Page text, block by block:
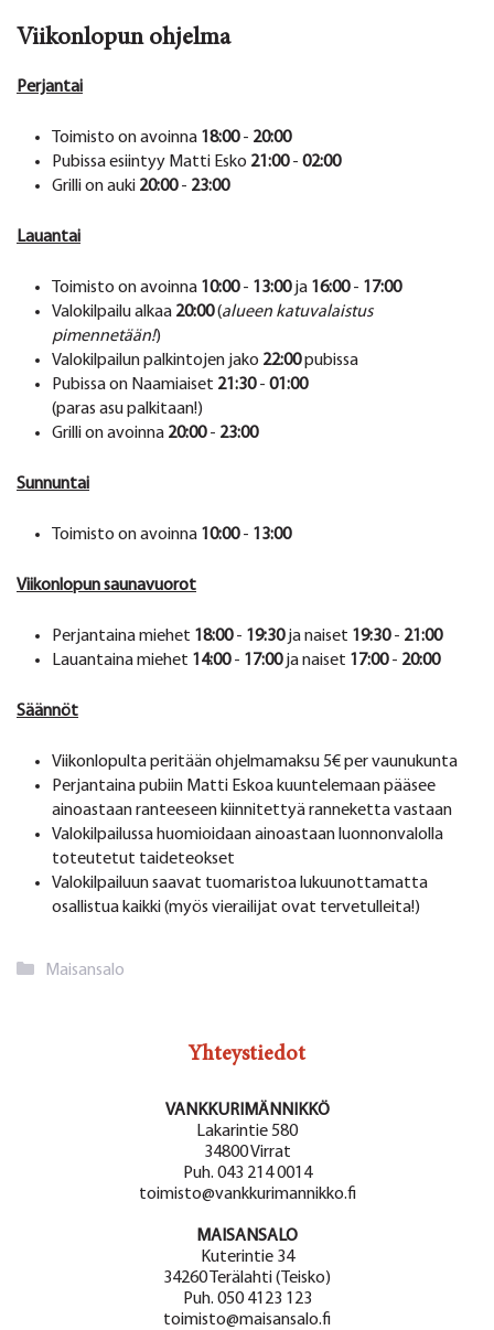
Viikonlopun ohjelma
Perjantai
Toimisto on avoinna 18:00- 20:00
Pubissa esiintyy Matti Esko 21:00- 02:00
Grilli on auki 20:00- 23:00
Lauantai
Toimisto on avoinna 10:00- 13:00ja 16:00- 17:00
Valokilpailu alkaa 20:00(alueen katuvalaistus
pimennetään!)
Valokilpailun palkintojen jako 22:00pubissa
Pubissa on Naamiaiset 21:30- 01:00
(paras asu palkitaan!)
Grilli on avoinna 20:00- 23:00
Sunnuntai
Toimisto on avoinna 10:00- 13:00
Viikonlopun saunavuorot
Perjantaina miehet 18:00- 19:30ja naiset 19:30- 21:00
Lauantaina miehet 14:00- 17:00ja naiset 17:00- 20:00
Säännöt
Viikonlopulta peritään ohjelmamaksu 5€ per vaunukunta
Perjantaina pubiin Matti Eskoa kuuntelemaan pääsee
ainoastaan ranteeseen kiinnitettyä ranneketta vastaan
Valokilpailussa huomioidaan ainoastaan luonnonvalolla
toteutetut taideteokset
Valokilpailuun saavat tuomaristoa lukuunottamatta
osallistua kaikki (myös vierailijat ovat tervetulleita!)
Kategoriat
Maisansalo
Yhteystiedot
VANKKURIMÄNNIKKÖ
Lakarintie 580
34800 Virrat
Puh. 043 214 0014
toimisto@vankkurimannikko.fi
MAISANSALO
Kuterintie 34
34260 Terälahti (Teisko)
Puh. 050 4123 123
toimisto@maisansalo.fi